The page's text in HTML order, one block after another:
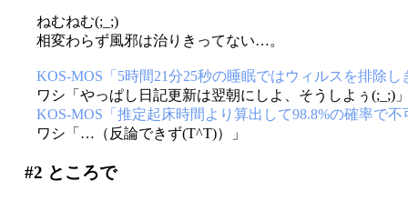
ねむねむ(;_;)
相変わらず風邪は治りきってない…。
KOS-MOS「5時間21分25秒の睡眠ではウィルスを排除し
ワシ「やっぱし日記更新は翌朝にしよ、そうしよぅ(;_;)」
KOS-MOS「推定起床時間より算出して98.8%の確率で不
ワシ「…（反論できず(T^T)）」
#2 ところで